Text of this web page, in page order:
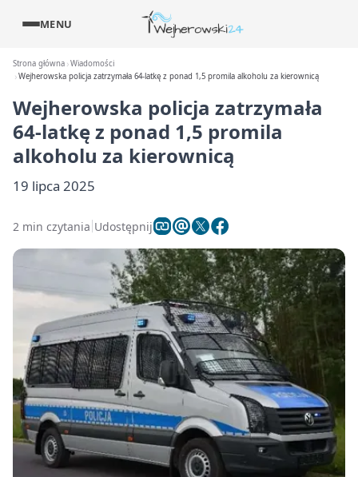
MENU
Strona główna Wiadomości
Wejherowska policja zatrzymała 64-latkę z ponad 1,5 promila alkoholu za kierownicą
Wejherowska policja zatrzymała
64-latkę z ponad 1,5 promila
alkoholu za kierownicą
19 lipca 2025
2 min czytania Udostępnij